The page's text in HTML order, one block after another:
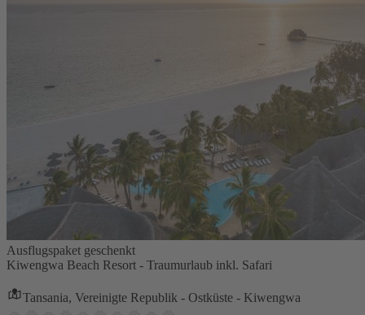
Ausflugspaket geschenkt
Kiwengwa Beach Resort - Traumurlaub inkl. Safari
Tansania, Vereinigte Republik - Ostküste - Kiwengwa